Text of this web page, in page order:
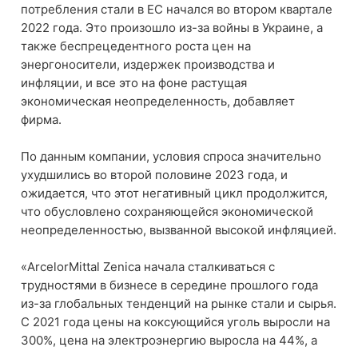
потребления стали в ЕС начался во втором квартале
2022 года. Это произошло из-за войны в Украине, а
также беспрецедентного роста цен на
энергоносители, издержек производства и
инфляции, и все это на фоне растущая
экономическая неопределенность, добавляет
фирма.
По данным компании, условия спроса значительно
ухудшились во второй половине 2023 года, и
ожидается, что этот негативный цикл продолжится,
что обусловлено сохраняющейся экономической
неопределенностью, вызванной высокой инфляцией.
«ArcelorMittal Zenica начала сталкиваться с
трудностями в бизнесе в середине прошлого года
из-за глобальных тенденций на рынке стали и сырья.
С 2021 года цены на коксующийся уголь выросли на
300%, цена на электроэнергию выросла на 44%, а